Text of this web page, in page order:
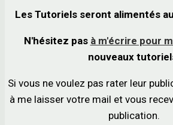
Les Tutoriels seront alimentés
N'hésitez pas à m'écrire pour
nouveaux
Si vous ne voulez pas rater leur
à me laisser votre mail et vous
publication.